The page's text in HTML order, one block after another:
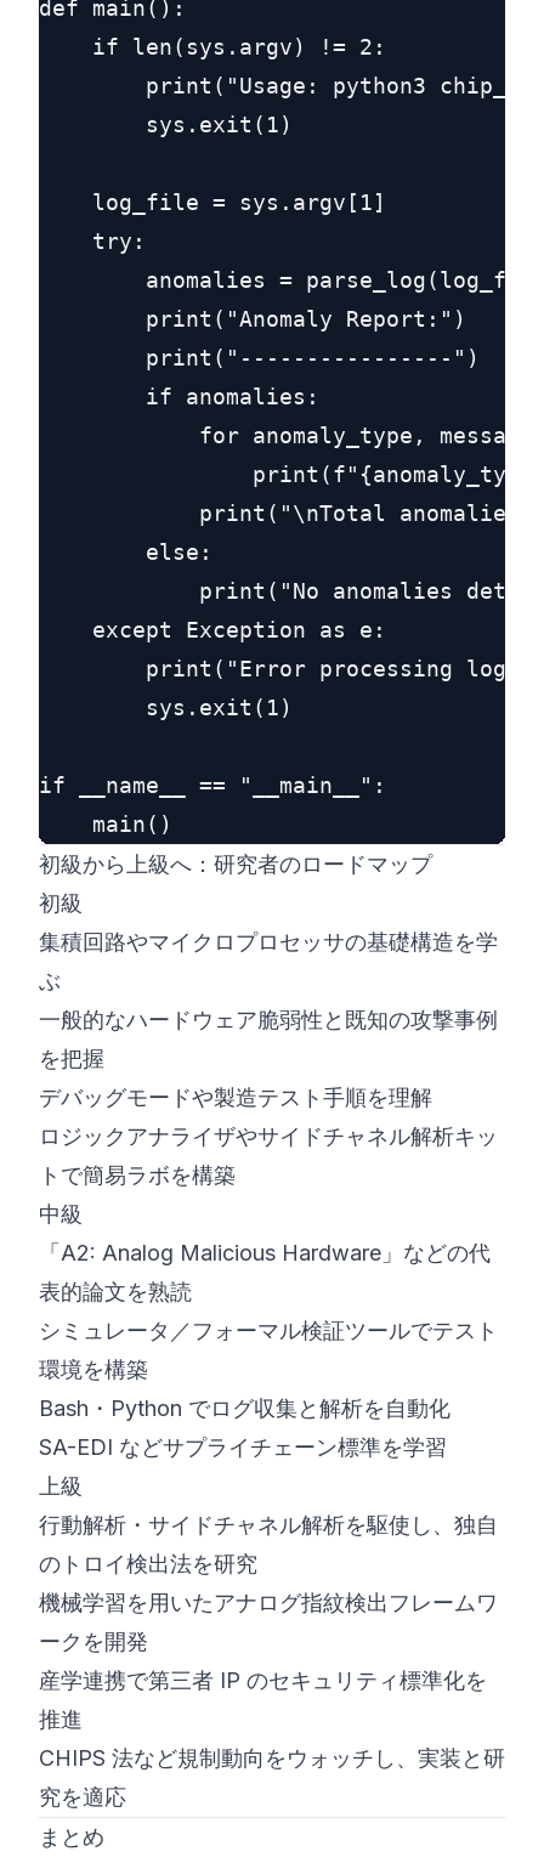
def main():
    if len(sys.argv) != 2:
print("Usage: python3
        sys.exit(1)
    log_file = sys.argv[1]
    try:
anomalies =
        print("Anomaly Report:")
        print("----------------")
        if anomalies:
for anomaly_type, message
print("\nTotal anomalies
        else:
print("No anomalies
    except Exception as e:
print("Error processing log
        sys.exit(1)
if __name__ == "__main__":
初級から上級へ：研究者のロードマップ
初級
集積回路やマイクロプロセッサの基礎構造を学
ぶ
一般的なハードウェア脆弱性と既知の攻撃事例
を把握
デバッグモードや製造テスト手順を理解
ロジックアナライザやサイドチャネル解析キッ
トで簡易ラボを構築
中級
「A2: Analog Malicious Hardware」などの代
表的論文を熟読
シミュレータ／フォーマル検証ツールでテスト
環境を構築
Bash・Python でログ収集と解析を自動化
SA-EDI などサプライチェーン標準を学習
上級
行動解析・サイドチャネル解析を駆使し、独自
のトロイ検出法を研究
機械学習を用いたアナログ指紋検出フレームワ
ークを開発
産学連携で第三者 IP のセキュリティ標準化を
推進
CHIPS 法など規制動向をウォッチし、実装と研
究を適応
まとめ